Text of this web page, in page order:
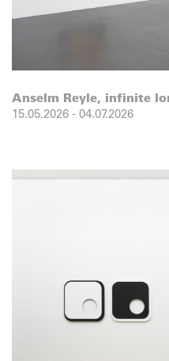
Anselm Reyle, infinite
15.05.2026 - 04.07.2026